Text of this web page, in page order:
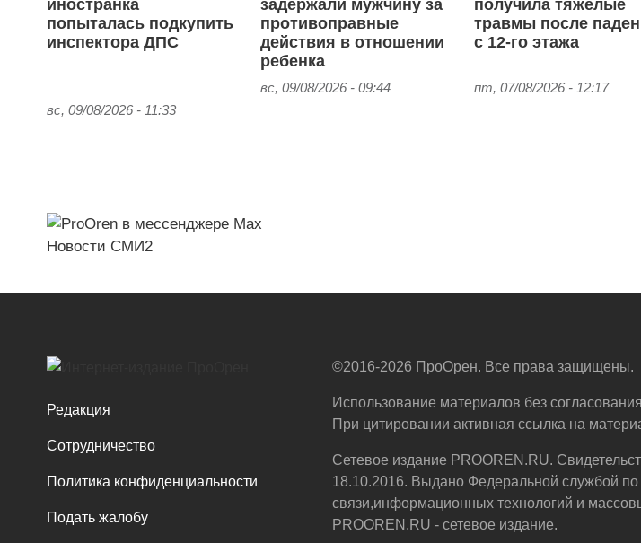
иностранка
попыталась подкупить
инспектора ДПС
вс, 09/08/2026 - 11:33
задержали мужчину за
противоправные
действия в отношении
ребенка
вс, 09/08/2026 - 09:44
получила тяжелые
травмы после
с 12-го этажа
пт, 07/08/2026 - 12:17
Новости СМИ2
Редакция
Сотрудничество
Политика конфиденциальности
Подать жалобу
©2016-2026 ПроОрен. Все права защищены.
Использование материалов без
При цитировании активная ссылка на
Сетевое издание PROOREN.RU.
18.10.2016. Выдано Федеральной службой
связи,информационных технологий и
PROOREN.RU - сетевое издание.